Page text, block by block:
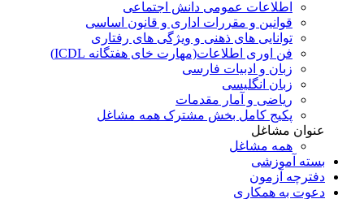
اطلاعات عمومی دانش اجتماعی
قوانین و مقررات اداری و قانون اساسی
توانایی های ذهنی و ویژگی های رفتاری
فن اوری اطلاعات(مهارت خای هفتگانه ICDL)
زبان و ادبیات فارسی
زبان انگلیسی
ریاضی و آمار مقدمات
پکیج کامل بخش مشترک همه مشاغل
عنوان مشاغل
همه مشاغل
بسته آموزشی
دفترچه آزمون
دعوت به همکاری